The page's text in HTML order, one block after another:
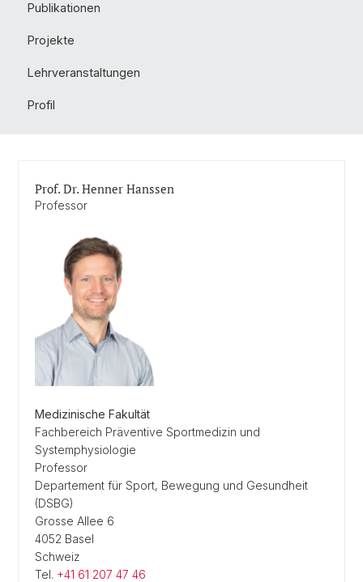
Publikationen
Projekte
Lehrveranstaltungen
Profil
Prof. Dr. Henner Hanssen
Professor
Medizinische Fakultät
Fachbereich Präventive Sportmedizin und
Systemphysiologie
Professor
Departement für Sport, Bewegung und Gesundheit
(DSBG)
Grosse Allee 6
4052 Basel
Schweiz
Tel. +41 61 207 47 46